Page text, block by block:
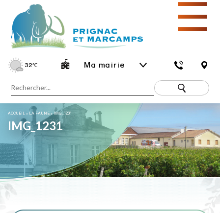
32℃ Ma mairie
☰
ACCUEIL » LA FAUNE »IMG_1231
IMG_1231